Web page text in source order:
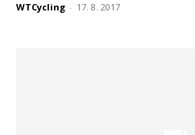
WTCycling - 17. 8. 2017